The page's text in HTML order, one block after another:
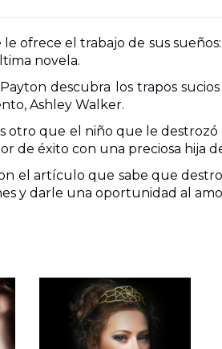
ofrece el trabajo de sus
novela.
descubra los trapos
Ashley Walker.
otro que el niño que le destrozó
de éxito con una preciosa hija
el artículo que sabe que
y darle una oportunidad al